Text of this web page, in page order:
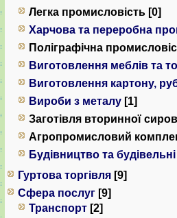
Легка промисловість [0]
Харчова та переробна
Поліграфічна
Виготовлення меблів та
Виготовлення картону,
Вироби з металу [1]
Заготівля вторинної
Агропромисловий
Будівництво та
Гуртова торгівля [9]
Сфера послуг [9]
Транспорт [2]